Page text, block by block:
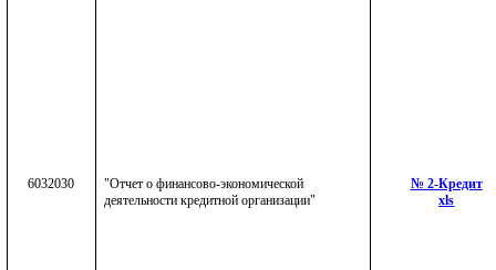
6032030
"Отчет о финансово-экономической
деятельности кредитной организации"
№ 2-Кредит
xls